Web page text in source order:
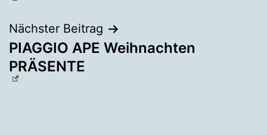
Nächster Beitrag
PIAGGIO APE Weihnachten
PRÄSENTE